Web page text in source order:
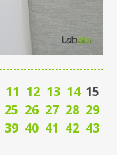
11 12 13 14 15
25 26 27 28 29
39 40 41 42 43